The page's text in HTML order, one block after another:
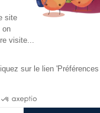
personnels.
et graphique.
Bretagne
montre